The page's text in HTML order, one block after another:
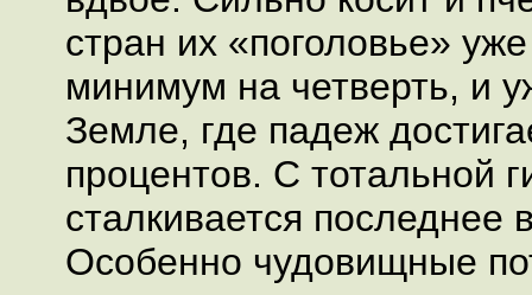
стран их «поголовье»
минимум на четверть, и
Земле, где падеж
процентов. С тотальной
сталкивается последнее
Особенно чудовищные